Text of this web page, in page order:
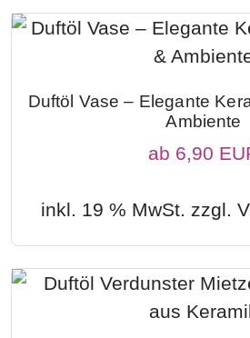
Duftöl Vase – Elegante
Ambiente
ab 6,90
inkl. 19 % MwSt. zzgl.